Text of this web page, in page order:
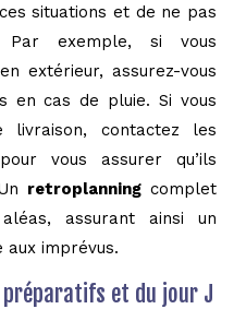
situations et de ne pas
Par exemple, si vous
extérieur, assurez-vous
en cas de pluie. Si vous
livraison, contactez les
vous assurer qu’ils
retroplanningcomplet
assurant ainsi un
aux imprévus.
et du jour J